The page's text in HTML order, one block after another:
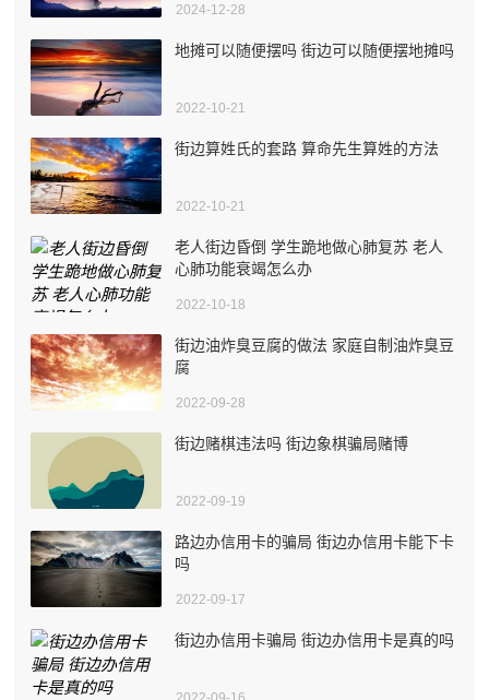
2024-12-28
地摊可以随便摆吗 街边可以随便摆地摊吗
2022-10-21
街边算姓氏的套路 算命先生算姓的方法
2022-10-21
老人街边昏倒 学生跪地做心肺复苏 老人
心肺功能衰竭怎么办
2022-10-18
街边油炸臭豆腐的做法 家庭自制油炸臭豆
腐
2022-09-28
街边赌棋违法吗 街边象棋骗局赌博
2022-09-19
路边办信用卡的骗局 街边办信用卡能下卡
吗
2022-09-17
街边办信用卡骗局 街边办信用卡是真的吗